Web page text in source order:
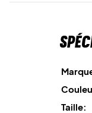
Taille: